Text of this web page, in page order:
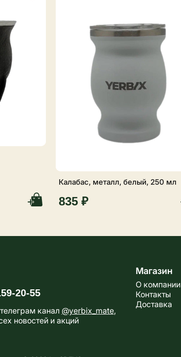
с
Калабас, металл, белый, 250 мл
835 ₽
20-55
канал @yerbix_mate,
новостей и акций
Магазин
О компании
Контакты
Доставка